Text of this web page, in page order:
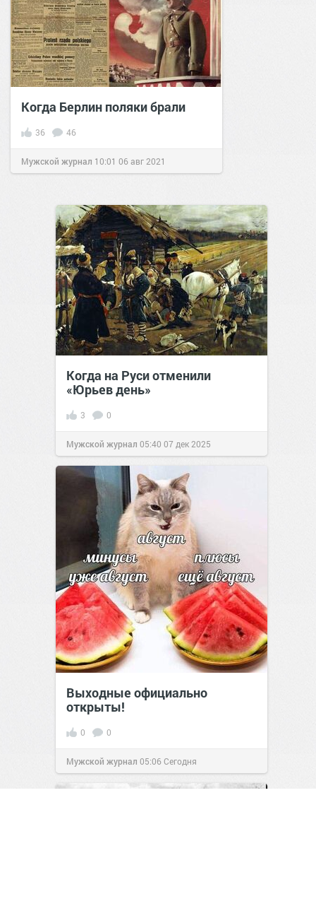
Когда Берлин поляки брали
36 46
Мужской журнал 10:01 06 авг 2021
Когда на Руси отменили
«Юрьев день»
3 0
Мужской журнал 05:40 07 дек 2025
Выходные официально
открыты!
0 0
Мужской журнал 05:06Сегодня